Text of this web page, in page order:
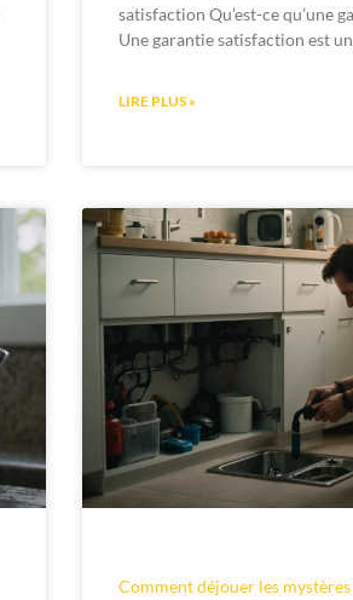
satisfaction Qu’est-ce qu’une
Une garantie satisfaction est
LIRE PLUS »
Comment déjouer les mystères